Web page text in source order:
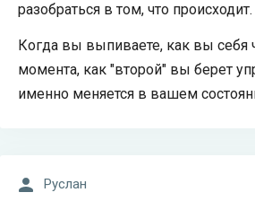
разобраться в том, что происходит.
Когда вы выпиваете, как вы себя
момента, как "второй" вы берет
именно меняется в вашем
Руслан